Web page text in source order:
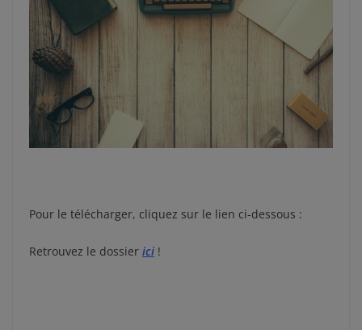
Pour le télécharger, cliquez sur le lien ci-dessous :
Retrouvez le dossier ici !